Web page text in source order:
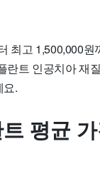
최고 1,500,000
란트 인공치아 재
요.
평균 가